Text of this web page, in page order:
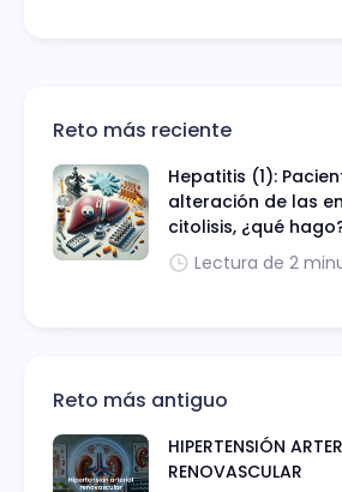
Reto más reciente
Hepatitis (1):
alteración de las
citolisis, ¿qué
Lectura de 2
Reto más antiguo
HIPERTENSIÓN
RENOVASCULAR